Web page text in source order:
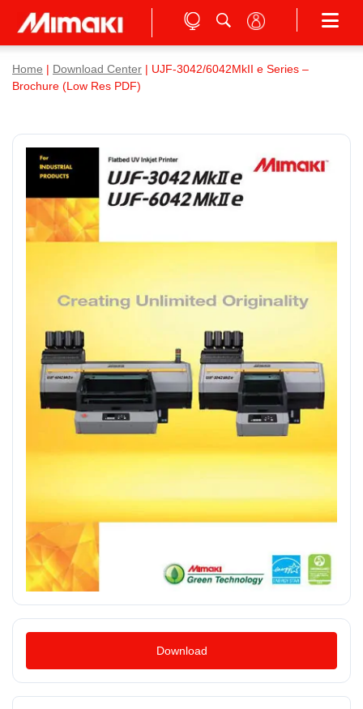
Home Download Center | UJF-3042/6042MkII e Series –
Brochure (Low Res PDF)
Download